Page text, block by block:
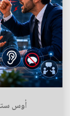
أوس